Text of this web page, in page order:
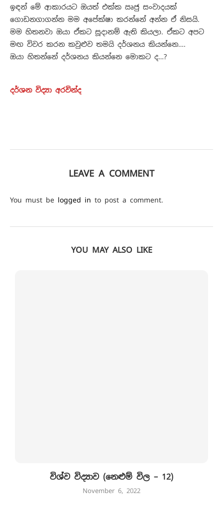
ඉඳන් මේ ආකාරයට ඔයත් එක්ක ඍජු සංවාදයක්
ගොඩනගාගන්න මම අපේක්ෂා කරන්නේ අන්න ඒ නිසයි.
මම හිතනවා ඔයා ඒකට සූදානම් ඇති කියලා. ඒකට අපට
මඟ විවර කරන කවුළුව තමයි දර්ශනය කියන්නෙ….
ඔයා හිතන්නේ දර්ශනය කියන්නෙ මොකට ද…?
දර්ශන විද්‍යා අරවින්ද
LEAVE A COMMENT
You must be logged in to post a comment.
YOU MAY ALSO LIKE
විශ්ව විද්‍යාව (නෙළුම් විල – 12)
November 6, 2022